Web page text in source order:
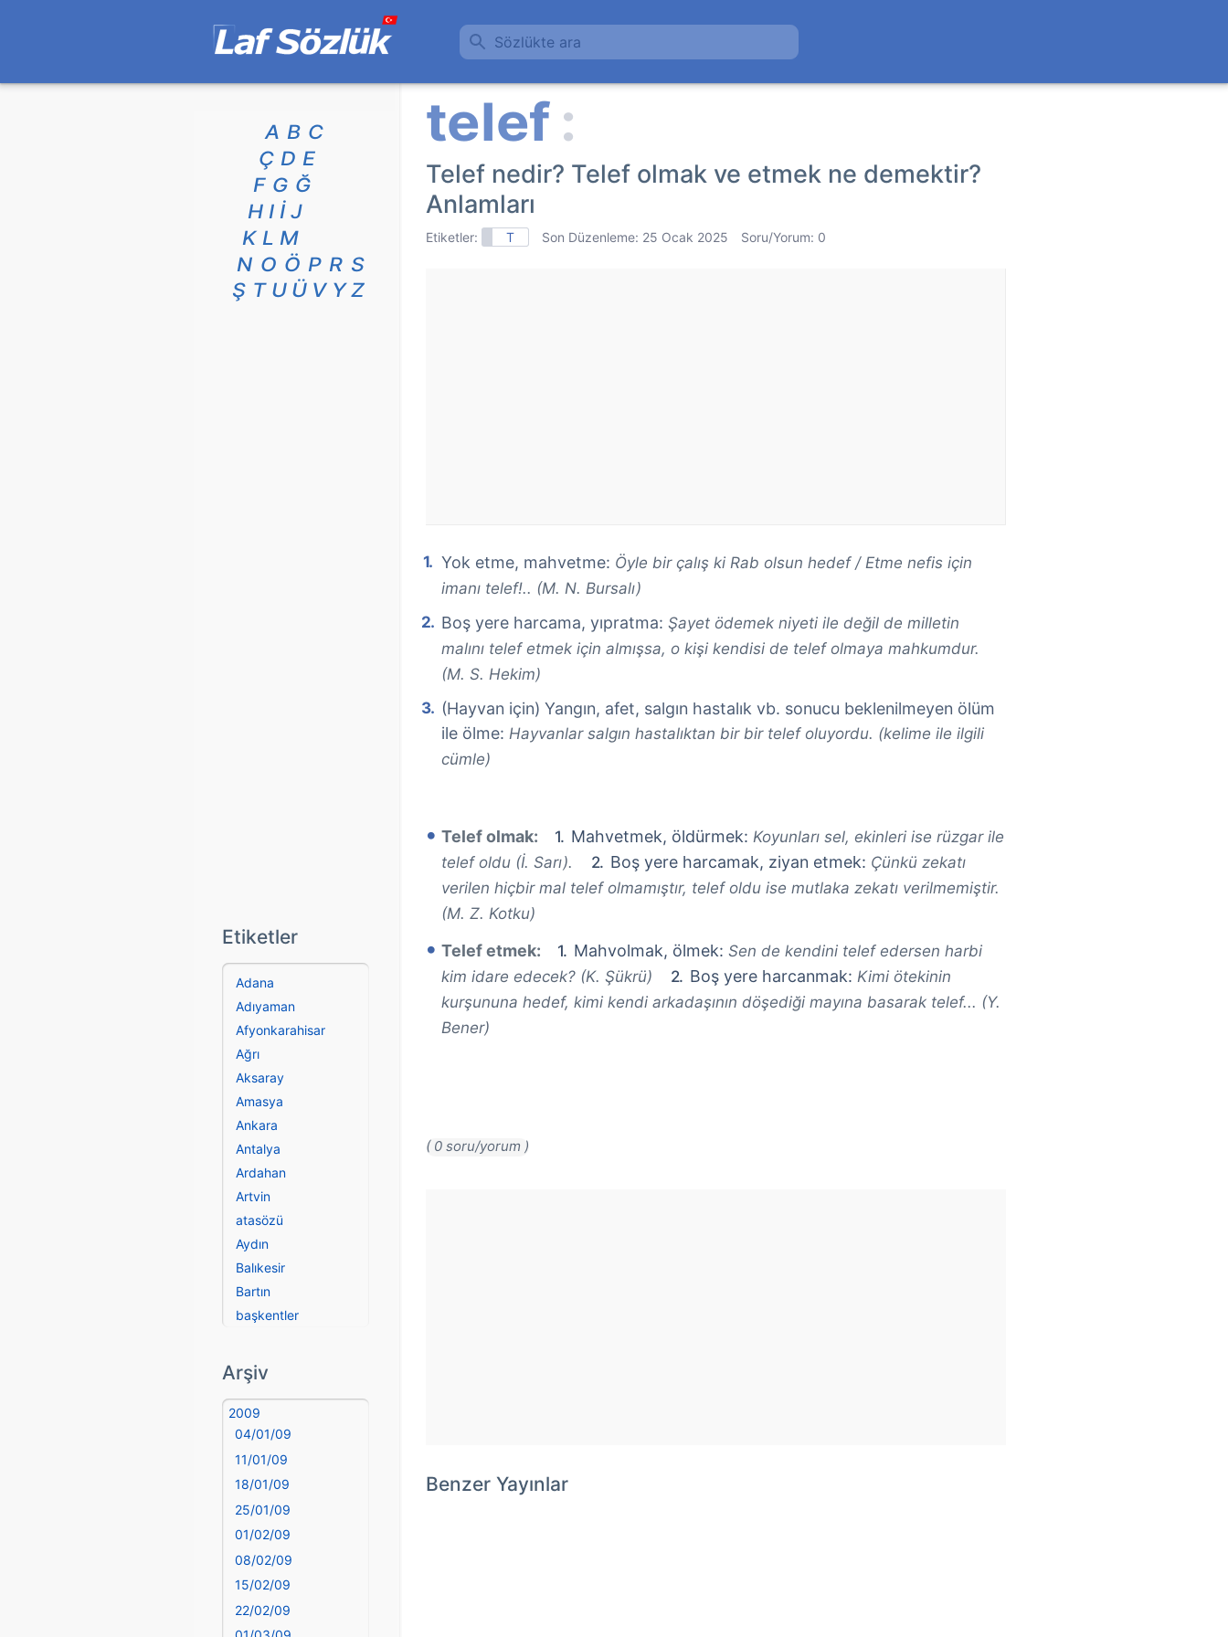
Sözlükte ara
Telef nedir? Telef olmak ve etmek ne demektir?
Anlamları
Etiketler: T Son Düzenleme: 25 Ocak 2025 Soru/Yorum: 0
Yok etme, mahvetme: Öyle bir çalış ki Rab olsun hedef / Etme nefis için
imanı telef!.. (M. N. Bursalı)
Boş yere harcama, yıpratma: Şayet ödemek niyeti ile değil de milletin
malını telef etmek için almışsa, o kişi kendisi de telef olmaya mahkumdur.
(M. S. Hekim)
(Hayvan için) Yangın, afet, salgın hastalık vb. sonucu beklenilmeyen ölüm
ile ölme: Hayvanlar salgın hastalıktan bir bir telef oluyordu. (kelime ile ilgili
cümle)
Telef olmak: Mahvetmek, öldürmek: Koyunları sel, ekinleri ise rüzgar ile
telef oldu (İ. Sarı).
Boş yere harcamak, ziyan etmek: Çünkü zekatı
verilen hiçbir mal telef olmamıştır, telef oldu ise mutlaka zekatı verilmemiştir.
(M. Z. Kotku)
Telef etmek: Mahvolmak, ölmek:Sen de kendini telef edersen harbi
kim idare edecek? (K. Şükrü)
Boş yere harcanmak:Kimi ötekinin
kurşununa hedef, kimi kendi arkadaşının döşediği mayına basarak telef... (Y.
Bener)
( 0 soru/yorum )
Benzer Yayınlar
A B C
Ç D E
F G Ğ
H I İ J
K L M
N O Ö P R S
Ş T U Ü V Y Z
Etiketler
Adana
Adıyaman
Afyonkarahisar
Ağrı
Aksaray
Amasya
Ankara
Antalya
Ardahan
Artvin
atasözü
Aydın
Balıkesir
Bartın
başkentler
Bayburt
Bilecik
Bingöl
Bitlis
Bolu
Burdur
Bursa
Çanakkale
Çankırı
Çorum
Arşiv
2009
04/01/09
11/01/09
18/01/09
25/01/09
01/02/09
08/02/09
15/02/09
22/02/09